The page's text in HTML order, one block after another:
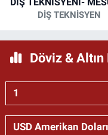
DİŞ TEKNİSYEN
Döviz & Altın